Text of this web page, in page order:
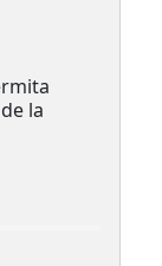
la